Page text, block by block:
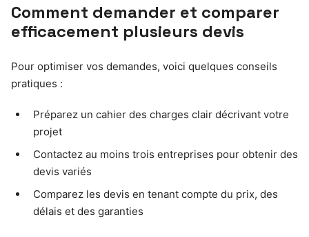
Comment demander et comparer
efficacement plusieurs devis
Pour optimiser vos demandes, voici quelques conseils
pratiques :
Préparez un cahier des charges clair décrivant votre
projet
Contactez au moins trois entreprises pour obtenir des
devis variés
Comparez les devis en tenant compte du prix, des
délais et des garanties